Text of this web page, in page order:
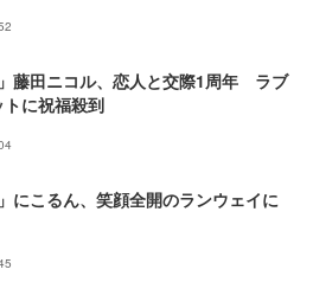
藤田ニコル、恋人と交際1周年 ラブ
に祝福殺到
にこるん、笑顔全開のランウェイに